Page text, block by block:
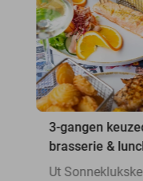
3-gangen
brasserie &
Ut